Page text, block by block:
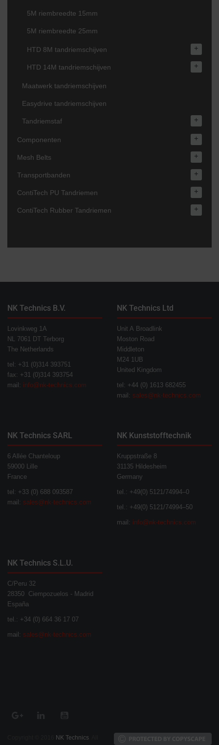
5M riembreedte 15mm
5M riembreedte 25mm
HTD 8M tandriemschijven +
HTD 14M tandriemschijven +
Maatwerk tandriemschijven
Easydrive tandriemschijven
Tandriemstaf +
Componenten +
Mesh Belts +
Transportbanden +
ContiTech PU Tandriemen +
ContiTech Rubber Tandriemen +
NK Technics B.V.
Lovinkweg 1A
NL 7061 DT Terborg
The Netherlands
tel: +31 (0)314 393751
fax: +31 (0)314 393754
mail: info@nk-technics.com
NK Technics Ltd
Unit A Broadlink
Moston Road
Middleton
M24 1UB
United Kingdom
tel: +44 (0) 1613 682455
mail: sales@nk-technics.com
NK Technics SARL
6 Allée Chanteloup
59000 Lille
France
tel: +33 (0) 688 093587
mail: sales@nk-technics.com
NK Kunststofftechnik
Kruppstraße 8
31135 Hildesheim
Germany
tel.: +49(0) 5121/74994–0
tel.: +49(0) 5121/74994–50
mail: info@nk-technics.com
NK Technics S.L.U.
C/Peru 32
28350 Ciempozuelos - Madrid
España
tel.: +34 (0) 664 36 17 07
mail: sales@nk-technics.com
NK Technics